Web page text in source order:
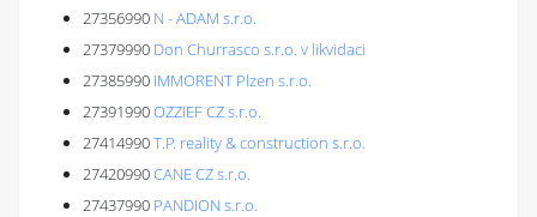
27356990 N - ADAM s.r.o.
27379990 Don Churrasco s.r.o. v likvidaci
27385990 IMMORENT Plzen s.r.o.
27391990OZZIEF CZ s.r.o.
27414990T.P. reality & construction s.r.o.
27420990CANE CZ s.r.o.
27437990 PANDION s.r.o.